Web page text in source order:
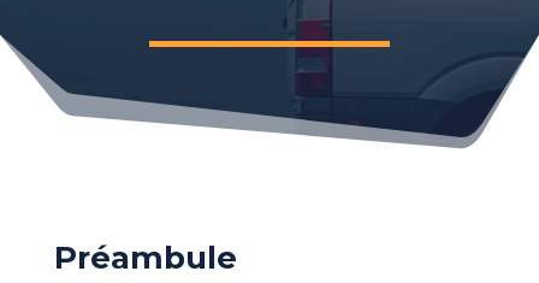
Préambule